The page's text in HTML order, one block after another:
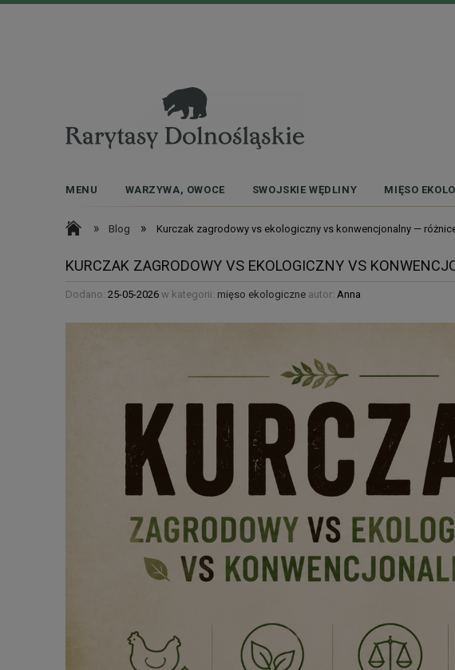
MENU WARZYWA, OWOCE SWOJSKIE WĘDLINY MIĘSO
» Blog » Kurczak zagrodowy vs ekologiczny vs konwencjonalny —
KURCZAK ZAGRODOWY VS EKOLOGICZNY VS
Dodano: 25-05-2026 w kategorii: mięso ekologiczne autor: Anna